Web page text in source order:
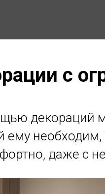
с
декораций
ему необходим,
даже с